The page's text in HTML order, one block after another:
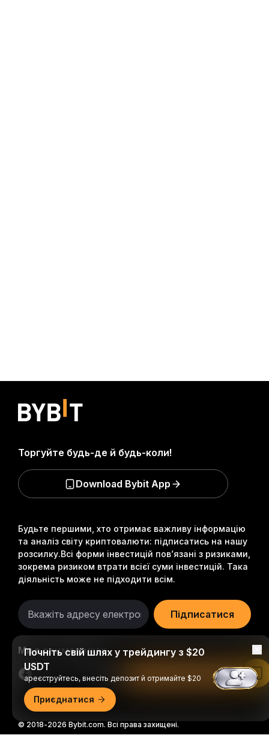
Будьте першими, хто отримає важливу інформацію
та аналіз світу криптовалюти: підписатись на нашу
розсилку.Всі форми інвестицій пов’язані з ризиками,
зокрема ризиком втрати всієї суми інвестицій. Така
діяльність може не підходити всім.
Підписатися
Ми в соцмережах
© 2018-2026 Bybit.com. Всі права захищені.
Торгуйте будь-де й будь-коли!
Download Bybit App
Почніть свій шлях у трейдингу з $20
USDT
ареєструйтесь, внесіть депозит й отримайте $20
Приєднатися
Читати в застосунку Bybit